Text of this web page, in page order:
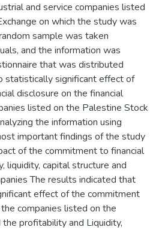
and service companies listed
on which the study was
sample was taken
and the information was
that was distributed
statistically significant effect of
disclosure on the financial
listed on the Palestine Stock
the information using
important findings of the study
of the commitment to financial
liquidity, capital structure and
The results indicated that
effect of the commitment
companies listed on the
the profitability and Liquidity,